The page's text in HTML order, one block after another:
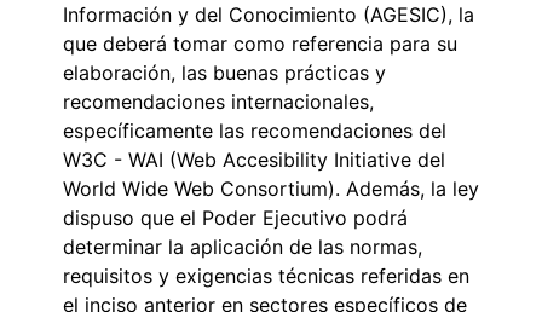
Información y del Conocimiento (AGESIC), la
que deberá tomar como referencia para su
elaboración, las buenas prácticas y
recomendaciones internacionales,
específicamente las recomendaciones del
W3C - WAI (Web Accesibility Initiative del
World Wide Web Consortium). Además, la ley
dispuso que el Poder Ejecutivo podrá
determinar la aplicación de las normas,
requisitos y exigencias técnicas referidas en
el inciso anterior en sectores específicos de